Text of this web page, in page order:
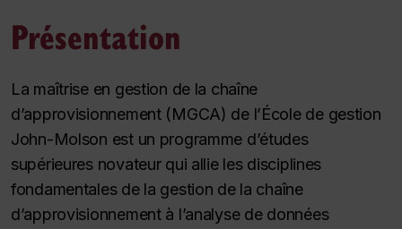
Présentation
La maîtrise en gestion de la chaîne
d’approvisionnement (MGCA) de l’École de gestion
John-Molson est un programme d’études
supérieures novateur qui allie les disciplines
fondamentales de la gestion de la chaîne
d’approvisionnement à l’analyse de données